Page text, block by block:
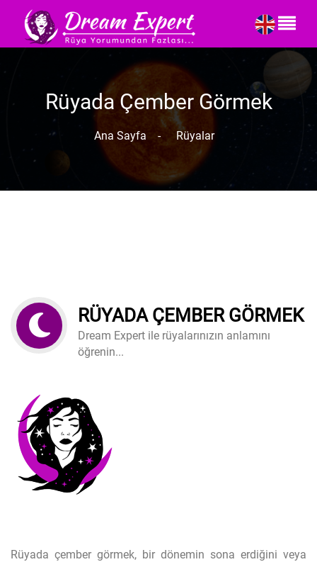
Rüyada Çember Görmek
Ana Sayfa - Rüyalar
RÜYADA ÇEMBER GÖRMEK
Dream Expert ile rüyalarınızın anlamını
öğrenin...
Rüyada çember görmek, bir dönemin sona erdiğini veya